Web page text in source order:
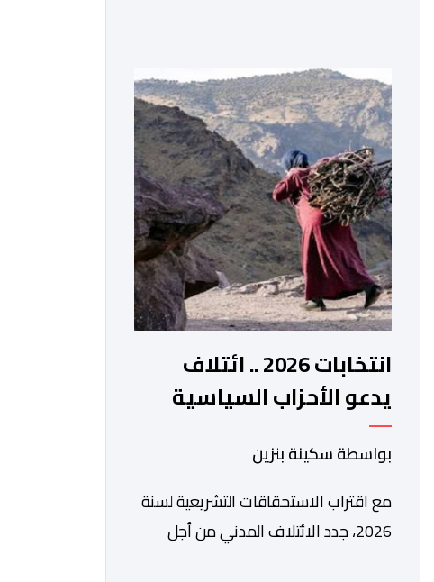
بين الأطباء والمجالس الجهوية للهيئة إلى
جانب الهيئة الوطنية. وذكر بلاغ للهيئة أن
هذه المنصة، التي تم إطلاقها في إطار
استراتيجيتها الرامية إلى التحديث والتحول
الرقمي، تشكل خطوة مهمة في […]
انتخابات 2026 .. ائتلاف
يدعو الأحزاب السياسية
لتبني التزامات واضحة تجاه
المناطق الجبلية
بواسطة سكينة بنزين
مع اقتراب الاستحقاقات التشريعية لسنة
2026، جدد الائتلاف المدني من أجل